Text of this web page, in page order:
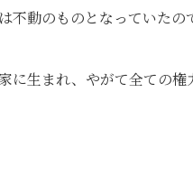
動のものとなっていたの
生まれ、やがて全ての権